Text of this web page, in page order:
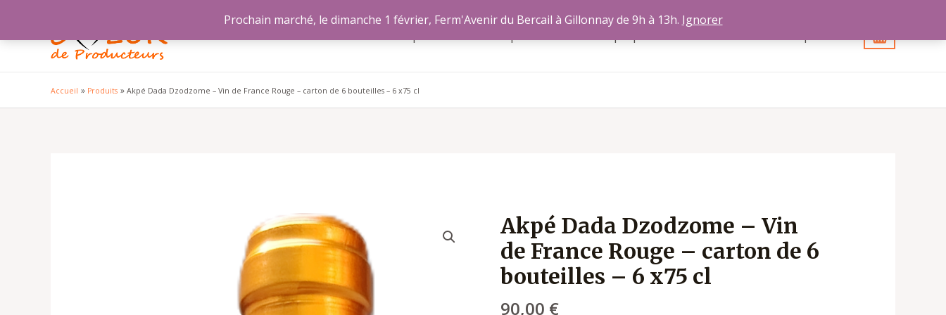
contenu
Accueil Produits Akpé Dada Dzodzome – Vin de France Rouge – carton de 6 bouteilles – 6 x75 cl
Akpé Dada Dzodzome – Vin
de France Rouge – carton de 6
bouteilles – 6 x75 cl
90,00 €
quantité
de
Akpé
Dada
-
Prochain marché, le dimanche 1 février, Ferm'Avenir du Bercail à Gillonnay de 9h à 13h. Ignorer